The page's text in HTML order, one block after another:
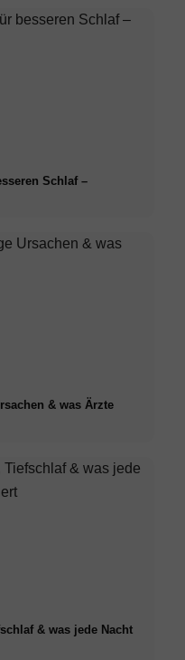
Schlaf –
& was Ärzte
& was jede Nacht